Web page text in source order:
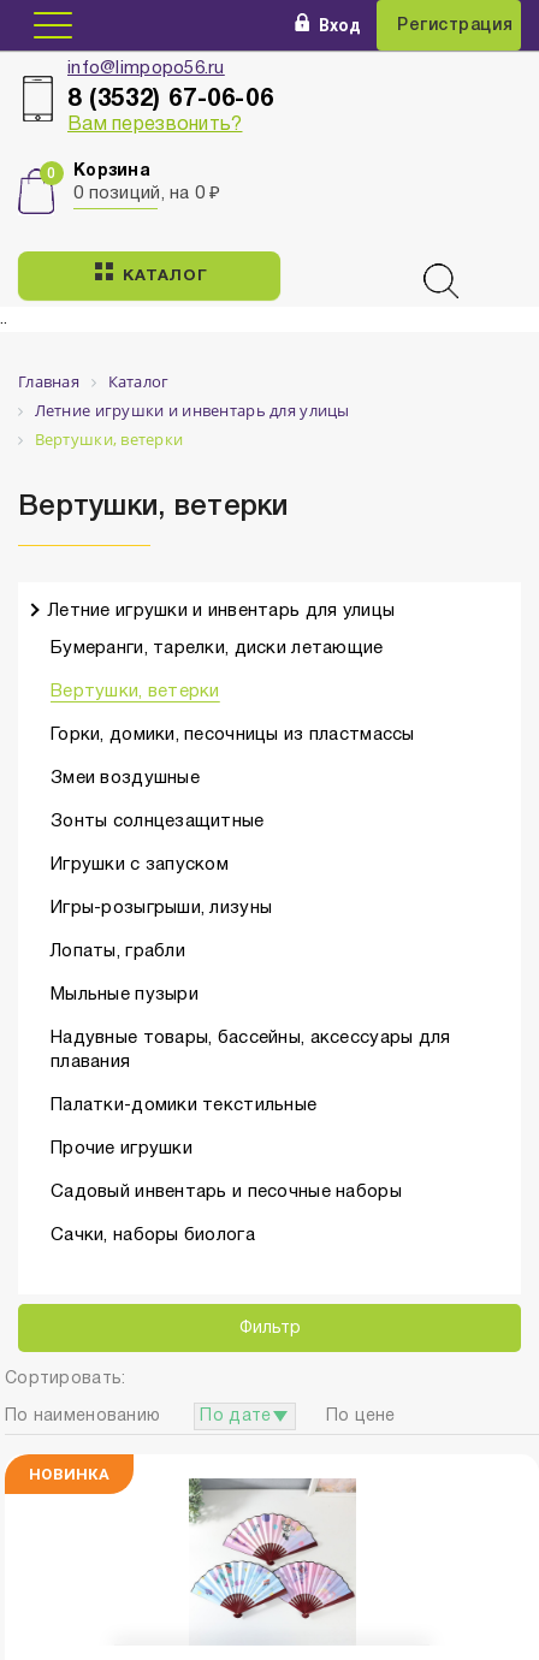
Вход Регистрация
info@limpopo56.ru
8 (3532) 67-06-06
Вам перезвонить?
Корзина
0 позиций, на 0 ₽
КАТАЛОГ
..
Главная
Каталог
Летние игрушки и инвентарь для улицы
Вертушки, ветерки
Вертушки, ветерки
Летние игрушки и инвентарь для улицы
Бумеранги, тарелки, диски летающие
Вертушки, ветерки
Горки, домики, песочницы из пластмассы
Змеи воздушные
Зонты солнцезащитные
Игрушки с запуском
Игры-розыгрыши, лизуны
Лопаты, грабли
Мыльные пузыри
Надувные товары, бассейны, аксессуары для
плавания
Палатки-домики текстильные
Прочие игрушки
Садовый инвентарь и песочные наборы
Сачки, наборы биолога
Фильтр
Сортировать:
По наименованию По дате По цене
НОВИНКА